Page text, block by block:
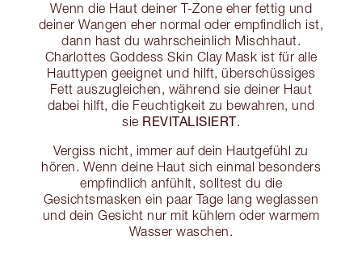
Wenn die Haut deiner T-Zone eher fettig und
deiner Wangen eher normal oder empfindlich ist,
dann hast du wahrscheinlich Mischhaut.
Charlottes Goddess Skin Clay Mask ist für alle
Hauttypen geeignet und hilft, überschüssiges
Fett auszugleichen, während sie deiner Haut
dabei hilft, die Feuchtigkeit zu bewahren, und
sie REVITALISIERT.
Vergiss nicht, immer auf dein Hautgefühl zu
hören. Wenn deine Haut sich einmal besonders
empfindlich anfühlt, solltest du die
Gesichtsmasken ein paar Tage lang weglassen
und dein Gesicht nur mit kühlem oder warmem
Wasser waschen.